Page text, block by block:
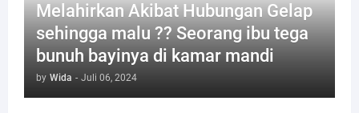
Melahirkan Akibat Hubungan Gelap
sehingga malu ?? Seorang ibu tega
bunuh bayinya di kamar mandi
by Wida - Juli 06, 2024